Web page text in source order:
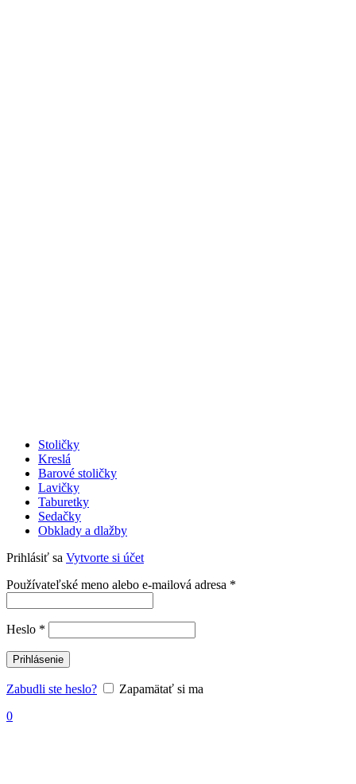
Stoličky
Kreslá
Barové stoličky
Lavičky
Taburetky
Sedačky
Obklady a dlažby
Prihlásiť sa Vytvorte si účet
Používateľské meno alebo e-mailová adresa *
Heslo *
Prihlásenie
Zabudli ste heslo?
Zapamätať si ma
0